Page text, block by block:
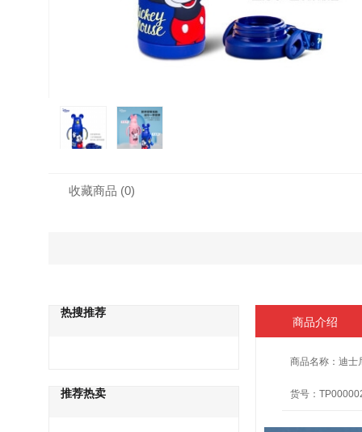
收藏商品 (0)
热搜推荐
推荐热卖
商品介绍
商品名称： 迪士
货号：